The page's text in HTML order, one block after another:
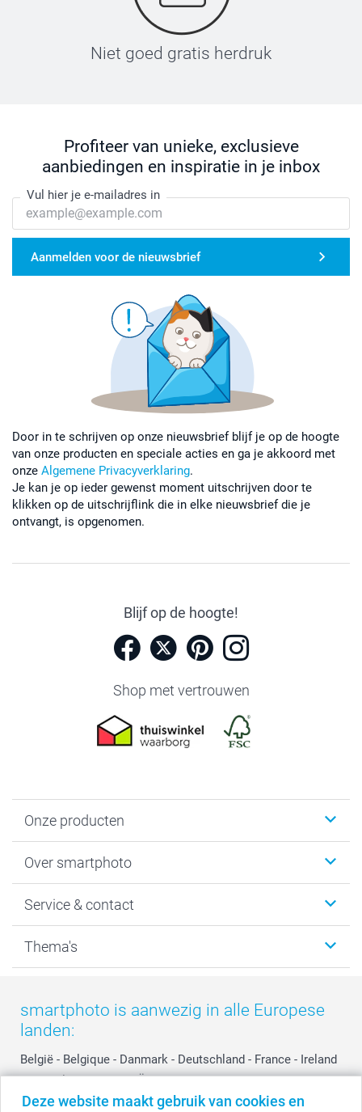
Deze website maakt gebruik van cookies en
Niet goed gratis herdruk
Profiteer van unieke, exclusieve
aanbiedingen en inspiratie in je inbox
Vul hier je e-mailadres in
Aanmelden voor de nieuwsbrief
Door in te schrijven op onze nieuwsbrief blijf je op de hoogte
van onze producten en speciale acties en ga je akkoord met
onze Algemene Privacyverklaring.
Je kan je op ieder gewenst moment uitschrijven door te
klikken op de uitschrijflink die in elke nieuwsbrief die je
ontvangt, is opgenomen.
Blijf op de hoogte!
Shop met vertrouwen
Onze producten
Fotoboeken
Fotocadeaus
Kaarten
Over smartphoto
Vacatures
Bestelproces
Privacy
Cookiebeleid
Reviews
Prijslijst
Investor Relations
Service & contact
Tevredenheidsgarantie
smartbonus
smartfriends
service@smartphoto.nl
Affiliate partnerprogramma
Partnerships
Thema's
Moederdag
Vaderdag
Huwelijk
smartphoto is aanwezig in alle Europese
landen:
België - Belgique - Danmark - Deutschland - France - Ireland
- Nederland - Norge - Österreich - Schweiz - Suisse -
Switzerland - Suomi - Sverige - United Kingdom -